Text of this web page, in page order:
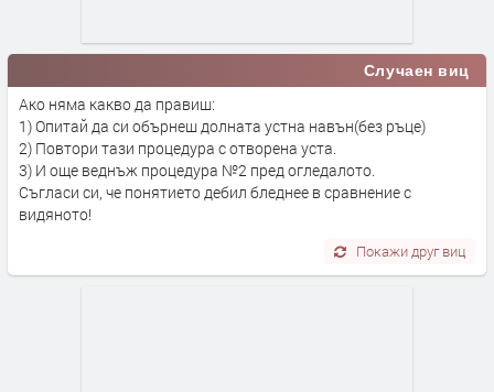
Случаен виц
Ако няма какво да правиш:
1) Опитай да си обърнеш долната устна навън(без ръце)
2) Повтори тази процедура с отворена уста.
3) И още веднъж процедура №2 пред огледалото.
Съгласи си, че понятието дебил бледнее в сравнение с
видяното!
Покажи друг виц